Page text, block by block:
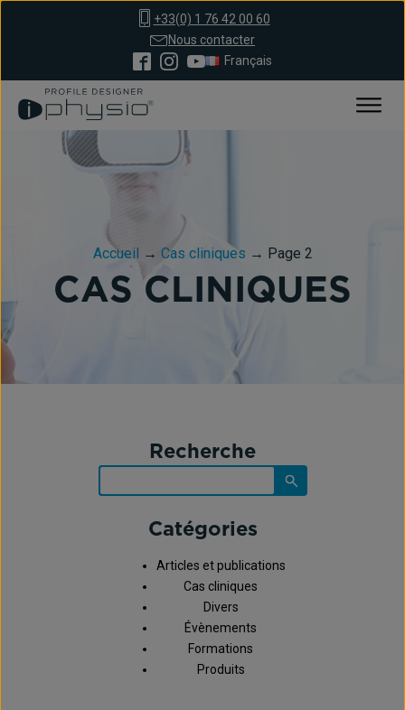
+33(0) 1 76 42 00 60
Nous contacter
Français
Accueil → Cas cliniques → Page 2
CAS CLINIQUES
Recherche
Catégories
Articles et publications
Cas cliniques
Divers
Évènements
Formations
Produits